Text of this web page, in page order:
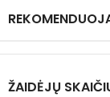
ŽAIDĖJŲ